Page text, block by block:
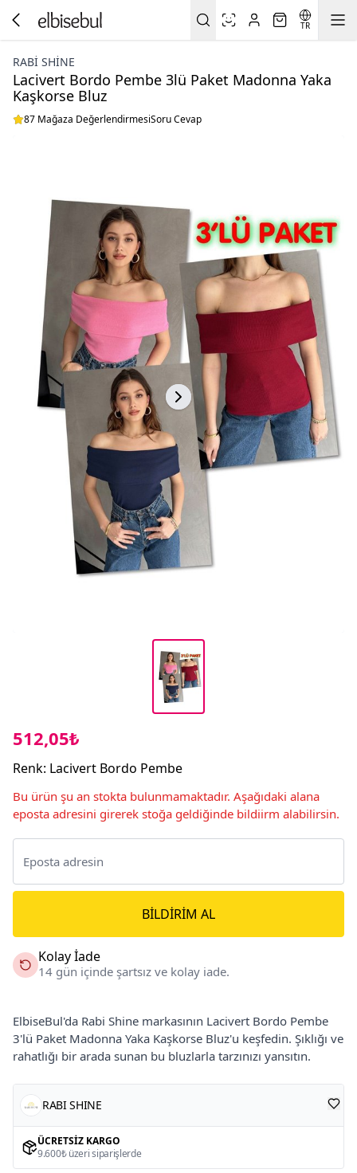
TR
RABI SHINE
Lacivert Bordo Pembe 3lü Paket Madonna Yaka
Kaşkorse Bluz
87 Mağaza DeğerlendirmesiSoru Cevap
512,05₺
Renk: Lacivert Bordo Pembe
Bu ürün şu an stokta bulunmamaktadır. Aşağıdaki alana
eposta adresini girerek stoğa geldiğinde bildiirm alabilirsin.
BILDIRIM AL
Kolay İade
14 gün içinde şartsız ve kolay iade.
ElbiseBul'da Rabi Shine markasının Lacivert Bordo Pembe
3'lü Paket Madonna Yaka Kaşkorse Bluz'u keşfedin. Şıklığı ve
rahatlığı bir arada sunan bu bluzlarla tarzınızı yansıtın.
RABI SHINE
ÜCRETSIZ KARGO
9.600₺ üzeri siparişlerde